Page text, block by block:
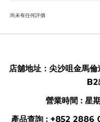
尚未有任何評價
店舖地址： 尖沙咀金馬
B2
營業時間 : 星
產品查詢 : +852